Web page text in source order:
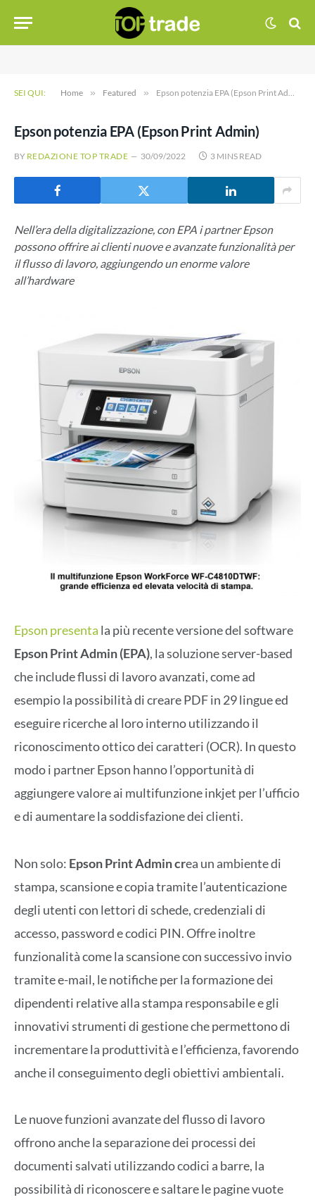
SEI QUI: Home » Featured » Epson potenzia EPA (Epson Print Admin)
Epson potenzia EPA (Epson Print Admin)
BY REDAZIONE TOP TRADE 30/09/2022 3 MINS READ
Nell’era della digitalizzazione, con EPA i partner Epson
possono offrire ai clienti nuove e avanzate funzionalità per
il flusso di lavoro, aggiungendo un enorme valore
all’hardware
Epson presenta la più recente versione del software
Epson Print Admin (EPA), la soluzione server-based
che include flussi di lavoro avanzati, come ad
esempio la possibilità di creare PDF in 29 lingue ed
eseguire ricerche al loro interno utilizzando il
riconoscimento ottico dei caratteri (OCR). In questo
modo i partner Epson hanno l’opportunità di
aggiungere valore ai multifunzione inkjet per l’ufficio
e di aumentare la soddisfazione dei clienti.
Non solo: Epson Print Admin crea un ambiente di
stampa, scansione e copia tramite l’autenticazione
degli utenti con lettori di schede, credenziali di
accesso, password e codici PIN. Offre inoltre
funzionalità come la scansione con successivo invio
tramite e-mail, le notifiche per la formazione dei
dipendenti relative alla stampa responsabile e gli
innovativi strumenti di gestione che permettono di
incrementare la produttività e l’efficienza, favorendo
anche il conseguimento degli obiettivi ambientali.
Le nuove funzioni avanzate del flusso di lavoro
offrono anche la separazione dei processi dei
documenti salvati utilizzando codici a barre, la
possibilità di riconoscere e saltare le pagine vuote